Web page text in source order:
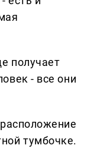
получает
- все они
тумбочке.